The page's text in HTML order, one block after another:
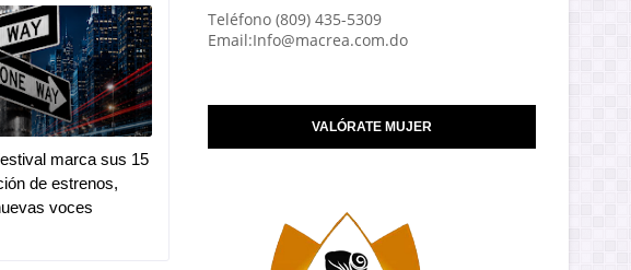
marca sus 15
de estrenos,
voces
Teléfono (809) 435-5309
Email:Info@macrea.com.do
VALÓRATE MUJER